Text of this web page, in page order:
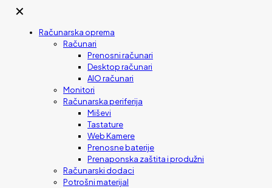
✕
Računarska oprema
Računari
Prenosni računari
Desktop računari
AIO računari
Monitori
Računarska periferija
Miševi
Tastature
Web Kamere
Prenosne baterije
Prenaponska zaštita i produžni
Računarski dodaci
Potrošni materijal